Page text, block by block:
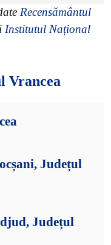
Recensământul
Institutul Național
Vrancea
Județul
Județul